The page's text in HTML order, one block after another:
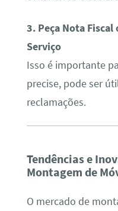
3. Peça Nota
Serviço
Isso é importante
precise, pode ser
reclamações.
Tendências e
Montagem de
O mercado de